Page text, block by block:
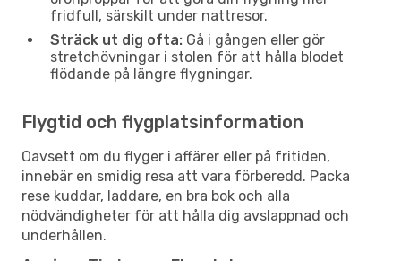
fridfull, särskilt under nattresor.
Sträck ut dig ofta: Gå i gången eller gör
stretchövningar i stolen för att hålla blodet
flödande på längre flygningar.
Flygtid och flygplatsinformation
Oavsett om du flyger i affärer eller på fritiden,
innebär en smidig resa att vara förberedd. Packa
rese kuddar, laddare, en bra bok och alla
nödvändigheter för att hålla dig avslappnad och
underhållen.